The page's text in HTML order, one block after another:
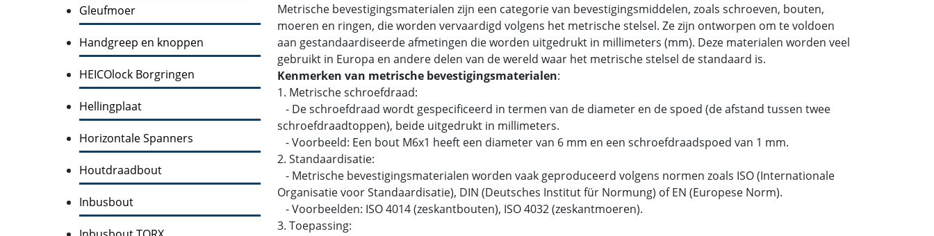
Gleufmoer
Handgreep en knoppen
HEICOlock Borgringen
Hellingplaat
Horizontale Spanners
Houtdraadbout
Inbusbout
Metrische bevestigingsmaterialen zijn een categorie van bevestigingsmiddelen, zoals schroeven, bouten,
moeren en ringen, die worden vervaardigd volgens het metrische stelsel. Ze zijn ontworpen om te voldoen
aan gestandaardiseerde afmetingen die worden uitgedrukt in millimeters (mm). Deze materialen worden veel
gebruikt in Europa en andere delen van de wereld waar het metrische stelsel de standaard is.
Kenmerken van metrische bevestigingsmaterialen:
1. Metrische schroefdraad:
- De schroefdraad wordt gespecificeerd in termen van de diameter en de spoed (de afstand tussen twee
schroefdraadtoppen), beide uitgedrukt in millimeters.
- Voorbeeld: Een bout M6x1 heeft een diameter van 6 mm en een schroefdraadspoed van 1 mm.
2. Standaardisatie:
- Metrische bevestigingsmaterialen worden vaak geproduceerd volgens normen zoals ISO (Internationale
Organisatie voor Standaardisatie), DIN (Deutsches Institut für Normung) of EN (Europese Norm).
- Voorbeelden: ISO 4014 (zeskantbouten), ISO 4032 (zeskantmoeren).
3. Toepassing: